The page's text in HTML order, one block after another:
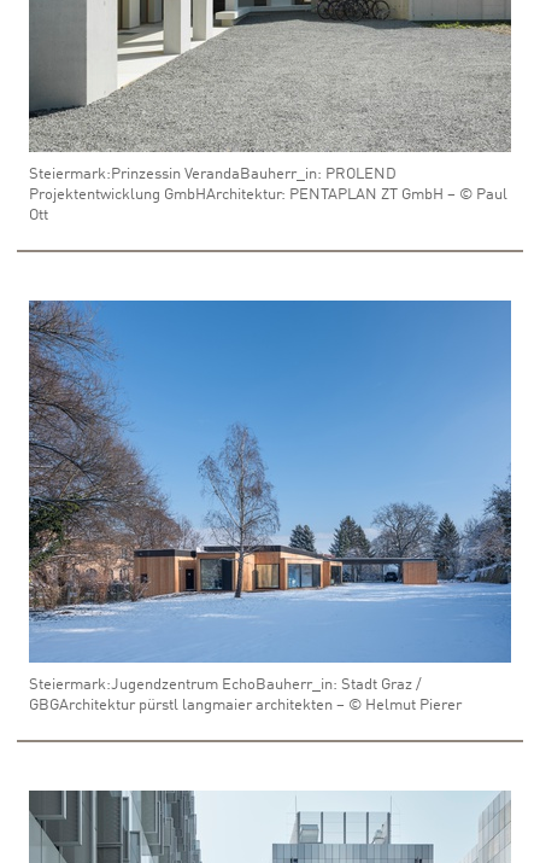
Steiermark:Prinzessin VerandaBauherr_in: PROLEND
Projektentwicklung GmbHArchitektur: PENTAPLAN ZT GmbH – © Paul
Ott
Steiermark:Jugendzentrum EchoBauherr_in: Stadt Graz /
GBGArchitektur pürstl langmaier architekten – © Helmut Pierer